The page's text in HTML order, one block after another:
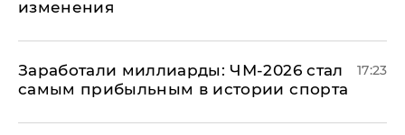
изменения
Заработали миллиарды: ЧМ-2026 стал
самым прибыльным в истории спорта
17:23